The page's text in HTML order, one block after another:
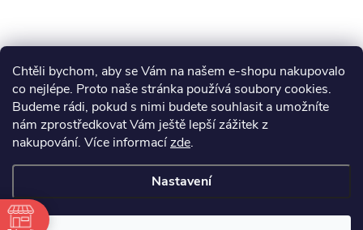
Chtěli bychom, aby se Vám na našem e-shopu nakupovalo
co nejlépe. Proto naše stránka používá soubory cookies.
Budeme rádi, pokud s nimi budete souhlasit a umožníte
nám zprostředkovat Vám ještě lepší zážitek z
nakupování. Více informacízde.
Nastavení